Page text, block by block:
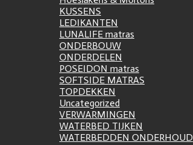
KUSSENS
LEDIKANTEN
LUNALIFE matras
ONDERBOUW
ONDERDELEN
POSEIDON matras
SOFTSIDE MATRAS
TOPDEKKEN
Uncategorized
VERWARMINGEN
WATERBED TIJKEN
WATERBEDDEN ONDERHOUD